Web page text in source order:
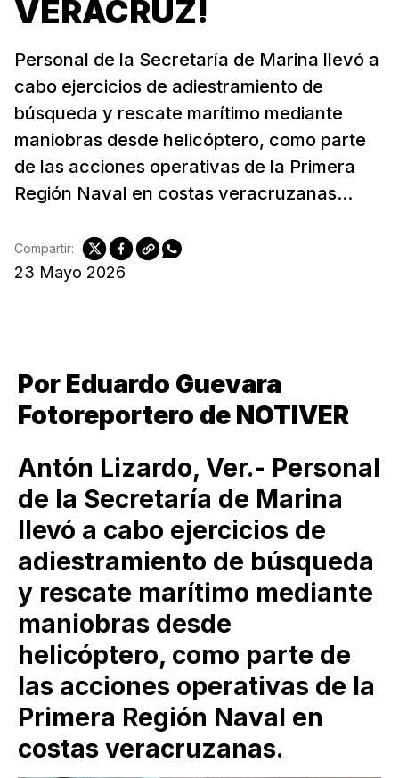
VERACRUZ!
Personal de la Secretaría de Marina llevó a
cabo ejercicios de adiestramiento de
búsqueda y rescate marítimo mediante
maniobras desde helicóptero, como parte
de las acciones operativas de la Primera
Región Naval en costas veracruzanas...
23 Mayo 2026
Compartir:
Por Eduardo Guevara
Fotoreportero de NOTIVER
Antón Lizardo, Ver.- Personal
de la Secretaría de Marina
llevó a cabo ejercicios de
adiestramiento de búsqueda
y rescate marítimo mediante
maniobras desde
helicóptero, como parte de
las acciones operativas de la
Primera Región Naval en
costas veracruzanas.